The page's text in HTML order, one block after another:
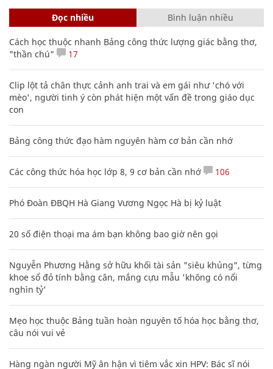
Đọc nhiều Bình luận nhiều
Cách học thuộc nhanh Bảng công thức lượng giác bằng thơ,
"thần chú"
17
Clip lột tả chân thực cảnh anh trai và em gái như 'chó với
mèo', người tinh ý còn phát hiện một vấn đề trong giáo dục
con
Bảng công thức đạo hàm nguyên hàm cơ bản cần nhớ
Các công thức hóa học lớp 8, 9 cơ bản cần nhớ 106
Phó Đoàn ĐBQH Hà Giang Vương Ngọc Hà bị kỷ luật
20 số điện thoại ma ám bạn không bao giờ nên gọi
Nguyễn Phương Hằng sở hữu khối tài sản "siêu khủng", từng
khoe sổ đỏ tính bằng cân, mắng cựu mẫu 'không có nổi
nghìn tỷ'
Mẹo học thuộc Bảng tuần hoàn nguyên tố hóa học bằng thơ,
câu nói vui vẻ
Hàng ngàn người Mỹ ân hận vì tiêm vắc xin HPV: Bác sĩ nói